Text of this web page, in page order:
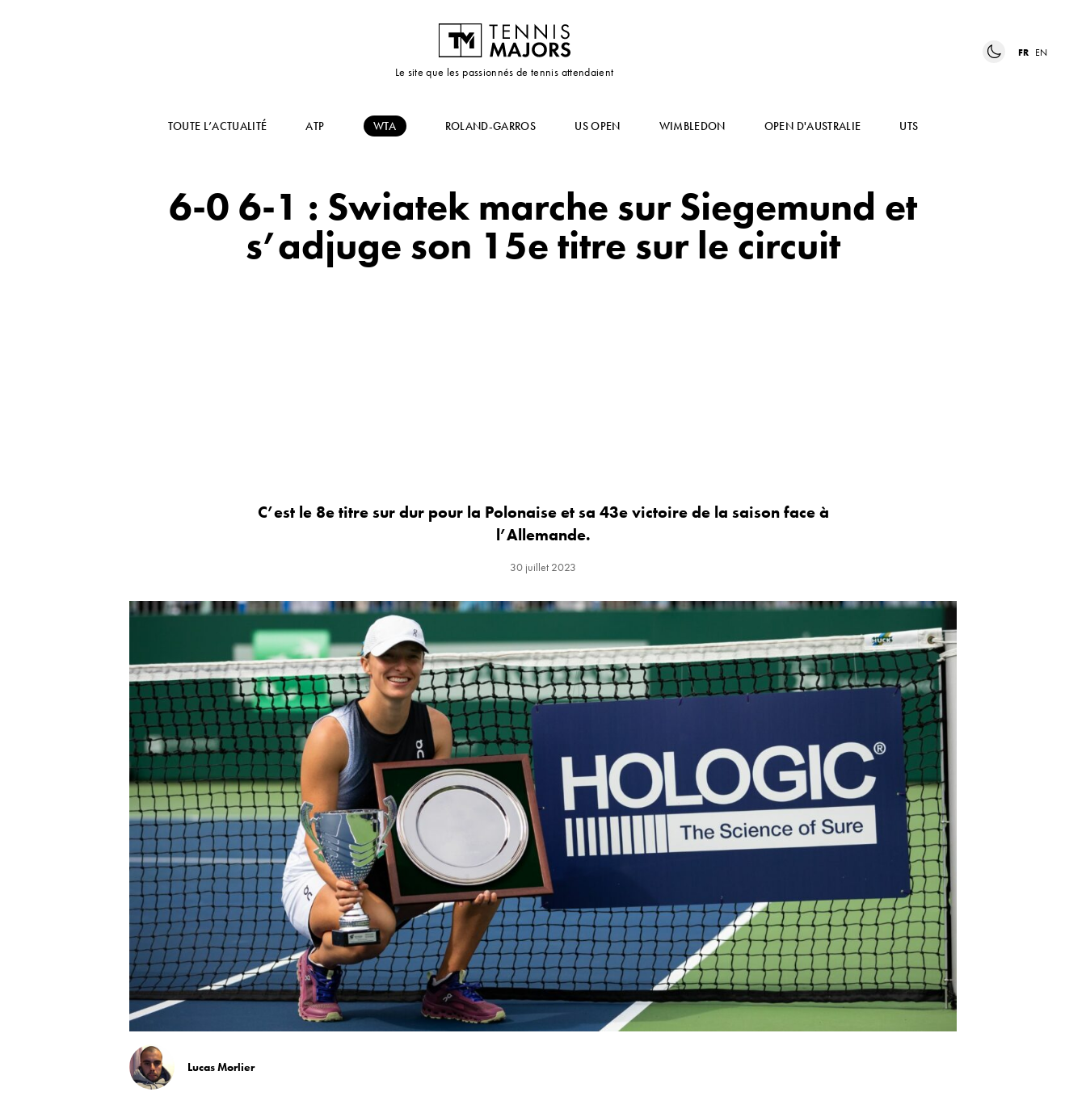
Le site que les passionnés de tennis attendaient
FR EN
TOUTE L’ACTUALITÉ ATP WTA ROLAND-GARROS US OPEN WIMBLEDON OPEN D'AUSTRALIE UTS
6-0 6-1 : Swiatek marche sur Siegemund et
s’adjuge son 15e titre sur le circuit
C’est le 8e titre sur dur pour la Polonaise et sa 43e victoire de la saison face à
l’Allemande.
30 juillet 2023
Lucas Morlier